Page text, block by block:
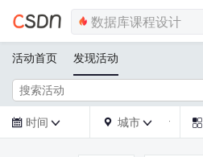
活动首页 发现活动
 时间   城市  